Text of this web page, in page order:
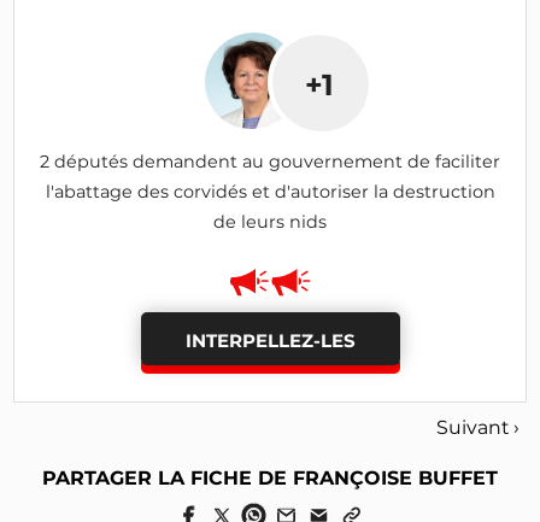
+1
2 députés demandent au gouvernement de faciliter
l'abattage des corvidés et d'autoriser la destruction
de leurs nids
INTERPELLEZ-LES
Suivant ›
PARTAGER LA FICHE DE FRANÇOISE BUFFET